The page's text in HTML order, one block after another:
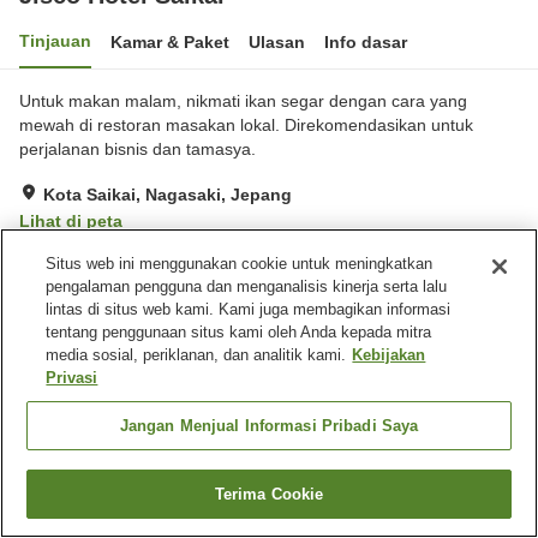
Tinjauan Kamar & Paket Ulasan Info dasar
Untuk makan malam, nikmati ikan segar dengan cara yang
mewah di restoran masakan lokal. Direkomendasikan untuk
perjalanan bisnis dan tamasya.
Kota Saikai, Nagasaki, Jepang
Lihat di peta
Sangat baik Ulasan: 134
Fasilitas properti
Tempat parkir
Sauna
Mesin penjual otomatis
Beranda Jepang Nagasaki Kota Saikai Jisco Hotel Saikai
Cari kamar
Situs web ini menggunakan cookie untuk meningkatkan
pengalaman pengguna dan menganalisis kinerja serta lalu
lintas di situs web kami. Kami juga membagikan informasi
tentang penggunaan situs kami oleh Anda kepada mitra
media sosial, periklanan, dan analitik kami. Kebijakan
Privasi
Jangan Menjual Informasi Pribadi Saya
Terima Cookie